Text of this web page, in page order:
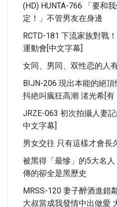
(HD) HUNTA-766 「要和
定！」不管男友在身邊
RCTD-181 下流家族對戰
運動會[中文字幕]
女同、男同、双性恋的人
BIJN-206 現出本能的絕
抖絶叫瘋狂高潮 渚光希[有
JRZE-063 初次拍攝人妻
中文字幕]
男女交往 只有這樣才會長
被黑得「最慘」的5大名
傳的卻全是黑歷史
MRSS-120 妻子醉酒進錯
大叔當成我發情中出做愛